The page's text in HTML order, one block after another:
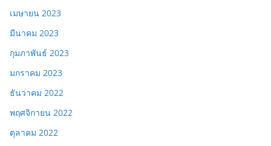
เมษายน 2023
มีนาคม 2023
กุมภาพันธ์ 2023
มกราคม 2023
ธันวาคม 2022
พฤศจิกายน 2022
ตุลาคม 2022